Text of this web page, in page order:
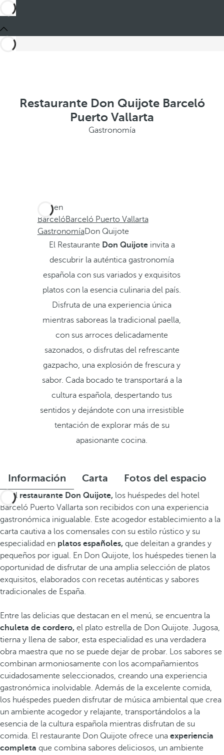
Restaurante Don Quijote Barceló
Puerto Vallarta
Gastronomía
Está en
BarcelóBarceló Puerto Vallarta
GastronomíaDon Quijote
El Restaurante Don Quijoteinvita a
descubrir la auténtica gastronomía
española con sus variados y exquisitos
platos con la esencia culinaria del país.
Disfruta de una experiencia única
mientras saboreas la tradicional paella,
con sus arroces delicadamente
sazonados, o disfrutas del refrescante
gazpacho, una explosión de frescura y
sabor. Cada bocado te transportará a la
cultura española, despertando tus
sentidos y dejándote con una irresistible
tentación de explorar más de su
apasionante cocina.
Información Carta Fotos del espacio
En el restaurante Don Quijote, los huéspedes del hotel
Barceló Puerto Vallarta son recibidos con una experiencia
gastronómica inigualable. Este acogedor establecimiento a la
carta cautiva a los comensales con su estilo rústico y su
especialidad en platos españoles, que deleitan a grandes y
pequeños por igual. En Don Quijote, los huéspedes tienen la
oportunidad de disfrutar de una amplia selección de platos
exquisitos, elaborados con recetas auténticas y sabores
tradicionales de España.
Entre las delicias que destacan en el menú, se encuentra la
chuleta de cordero, el plato estrella de Don Quijote. Jugosa,
tierna y llena de sabor, esta especialidad es una verdadera
obra maestra que no se puede dejar de probar. Los sabores se
combinan armoniosamente con los acompañamientos
cuidadosamente seleccionados, creando una experiencia
gastronómica inolvidable. Además de la excelente comida,
los huéspedes pueden disfrutar de música ambiental que crea
un ambiente acogedor y relajante, transportándolos a la
esencia de la cultura española mientras disfrutan de su
comida. El restaurante Don Quijote ofrece una experiencia
completa que combina sabores deliciosos, un ambiente